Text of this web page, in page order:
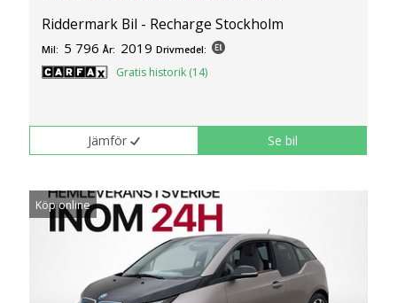
Riddermark Bil - Recharge Stockholm
Mil: 5 796 År: 2019 Drivmedel:
Gratis historik (14)
Jämför Se bil
Köp online